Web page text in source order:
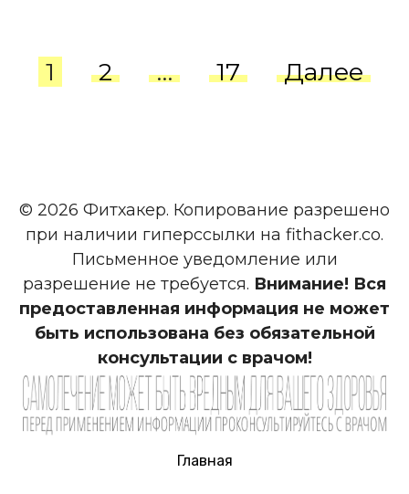
Пагинация
записей
1 2 … 17 Далее
© 2026 Фитхакер. Копирование разрешено
при наличии гиперссылки на fithacker.co.
Письменное уведомление или
разрешение не требуется. Внимание! Вся
предоставленная информация не может
быть использована без обязательной
консультации с врачом!
Главная